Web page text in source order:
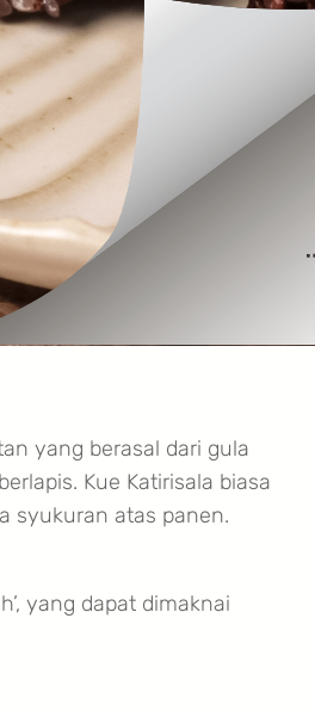
yang berasal dari gula
Kue Katirisala biasa
syukuran atas panen.
yang dapat dimaknai